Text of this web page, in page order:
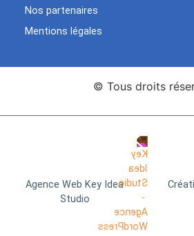
Nos partenaires
Mentions légales
© Tous droits
Agence Web Key Idea
Studio